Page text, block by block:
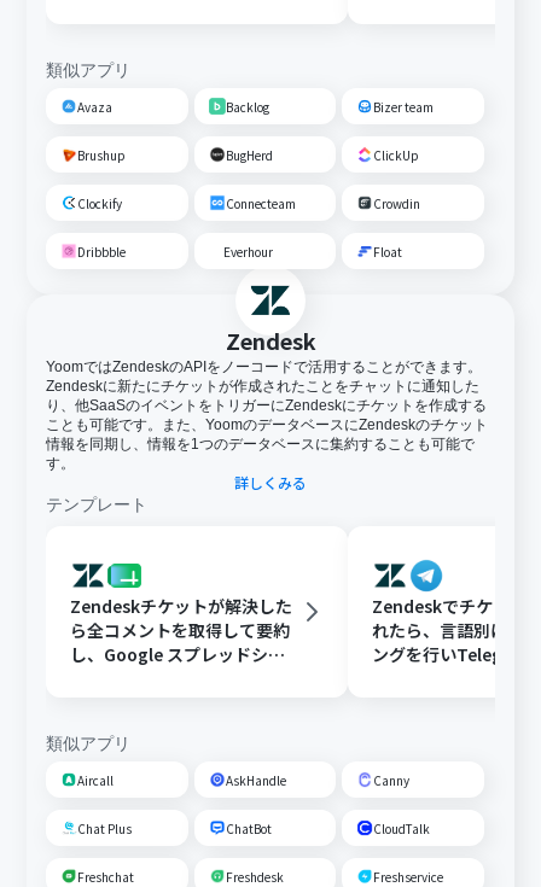
類似アプリ
Avaza Backlog Bizer team
Brushup BugHerd ClickUp
Clockify Connecteam Crowdin
Dribbble Everhour Float
Zendesk
YoomではZendeskのAPIをノーコードで活用することができます。
Zendeskに新たにチケットが作成されたことをチャットに通知した
り、他SaaSのイベントをトリガーにZendeskにチケットを作成する
ことも可能です。また、YoomのデータベースにZendeskのチケット
情報を同期し、情報を1つのデータベースに集約することも可能で
す。
詳しくみる
テンプレート
Zendeskチケットが解決した
ら全コメントを取得して要約
し、Google スプレッドシー
Zendeskでチケット
れたら、言語別にフ
ングを行いTelegram
類似アプリ
Aircall AskHandle Canny
Chat Plus ChatBot CloudTalk
Freshchat Freshdesk Freshservice